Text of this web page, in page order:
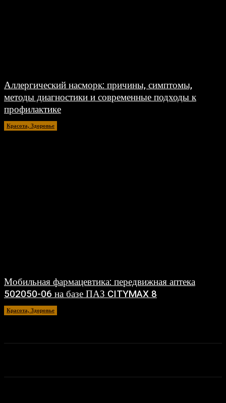
Аллергический насморк: причины, симптомы,
методы диагностики и современные подходы к
профилактике
Красота, Здоровье
Мобильная фармацевтика: передвижная аптека
502050-06 на базе ПАЗ CITYMAX 8
Красота, Здоровье